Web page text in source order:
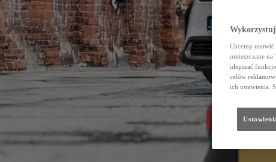
Chcemy
umieszczane
ulepszać
celów
ich ustawienia.